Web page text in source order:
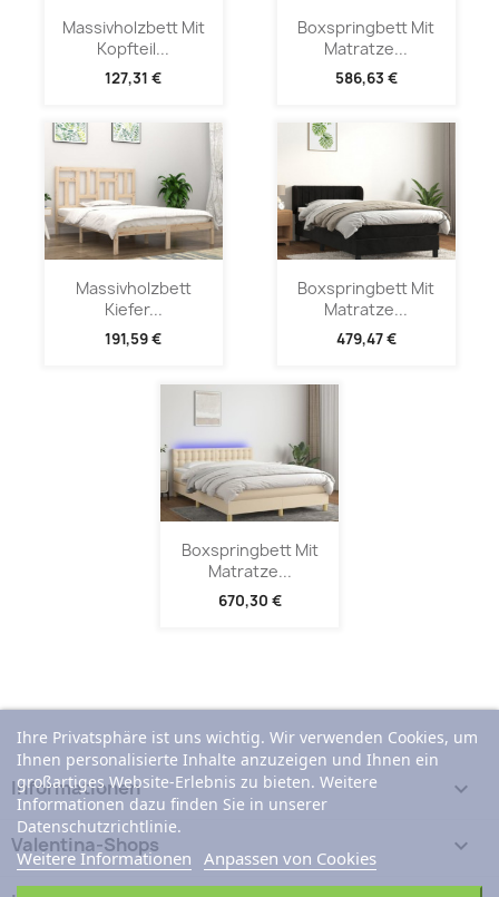
Massivholzbett Mit
Kopfteil...
127,31 €
Boxspringbett Mit
Matratze...
586,63 €
Massivholzbett
Kiefer...
191,59 €
Boxspringbett Mit
Matratze...
479,47 €
Boxspringbett Mit
Matratze...
670,30 €
Informationen 
Valentina-Shops 
Ihre Privatsphäre ist uns wichtig. Wir verwenden Cookies, um
Ihnen personalisierte Inhalte anzuzeigen und Ihnen ein
großartiges Website-Erlebnis zu bieten. Weitere
Informationen dazu finden Sie in unserer
Datenschutzrichtlinie.
Weitere Informationen Anpassen von Cookies